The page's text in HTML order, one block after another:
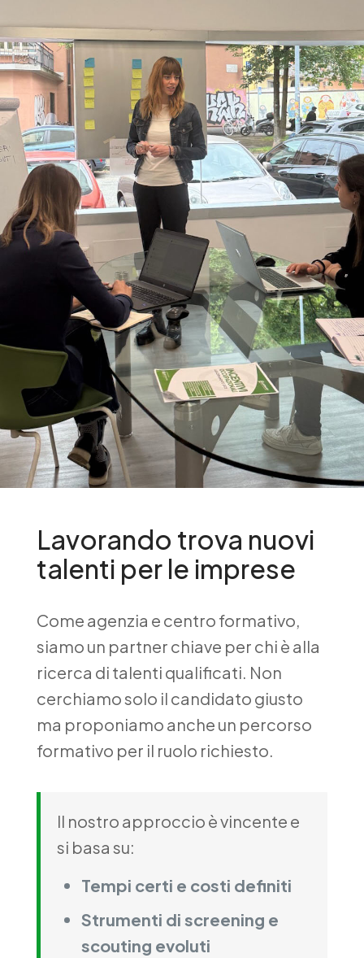
Lavorando trova nuovi
talenti per le imprese
Come agenzia e centro formativo,
siamo un partner chiave per chi è alla
ricerca di talenti qualificati. Non
cerchiamo solo il candidato giusto
ma proponiamo anche un percorso
formativo per il ruolo richiesto.
Il nostro approccio è vincente e
si basa su:
Tempi certi e costi definiti
Strumenti di screening e
scouting evoluti